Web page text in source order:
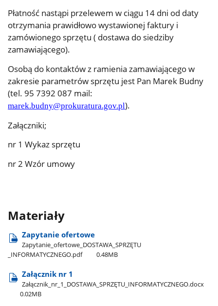
Płatność nastąpi przelewem w ciągu 14 dni od daty
otrzymania prawidłowo wystawionej faktury i
zamówionego sprzętu ( dostawa do siedziby
zamawiającego).
Osobą do kontaktów z ramienia zamawiającego w
zakresie parametrów sprzętu jest Pan Marek Budny
(tel. 95 7392 087 mail:
marek.budny@prokuratura.gov.pl).
Załączniki;
nr 1 Wykaz sprzętu
nr 2 Wzór umowy
Materiały
Zapytanie ofertowe
Zapytanie​_ofertowe​_DOSTAWA​_SPRZĘTU​
_INFORMATYCZNEGO.pdf
0.48MB
Załącznik nr 1
Załącznik​_nr​_1​_DOSTAWA​_SPRZĘTU​_INFORMATYCZNEGO.docx
0.02MB